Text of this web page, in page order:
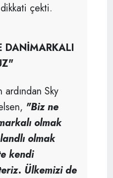
çekti.
DANİMARKALI
ardından Sky
"Biz ne
olmak
olmak
kendi
Ülkemizi de